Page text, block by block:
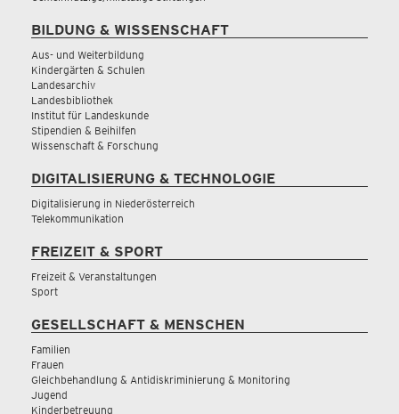
BILDUNG & WISSENSCHAFT
Aus- und Weiterbildung
Kindergärten & Schulen
Landesarchiv
Landesbibliothek
Institut für Landeskunde
Stipendien & Beihilfen
Wissenschaft & Forschung
DIGITALISIERUNG & TECHNOLOGIE
Digitalisierung in Niederösterreich
Telekommunikation
FREIZEIT & SPORT
Freizeit & Veranstaltungen
Sport
GESELLSCHAFT & MENSCHEN
Familien
Frauen
Gleichbehandlung & Antidiskriminierung & Monitoring
Jugend
Kinderbetreuung